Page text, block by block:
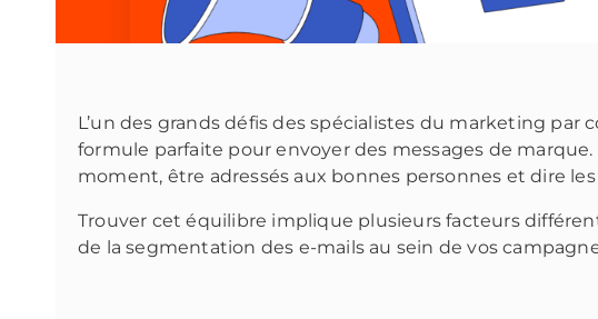
L’un des grands défis des spécialistes du marketing
formule parfaite pour envoyer des messages de
moment, être adressés aux bonnes personnes et dire
Trouver cet équilibre implique plusieurs facteurs
de la segmentation des e-mails au sein de vos